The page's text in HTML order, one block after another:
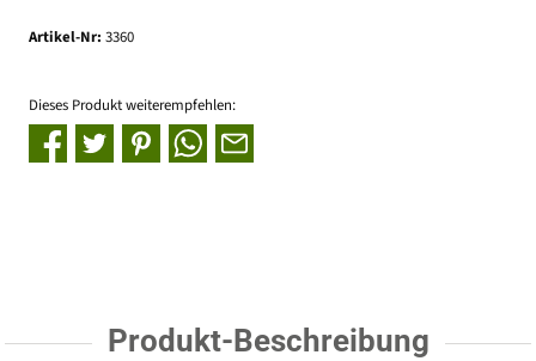
Artikel-Nr: 3360
Dieses Produkt weiterempfehlen:
Produkt-Beschreibung